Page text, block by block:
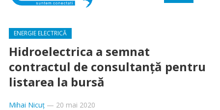
ENERGIE ELECTRICĂ
Hidroelectrica a semnat
contractul de consultanţă pentru
listarea la bursă
Mihai Nicuț— 20 mai 2020